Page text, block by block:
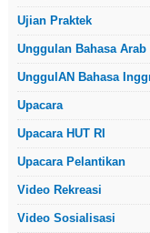
Ujian Praktek
Unggulan Bahasa Arab
UnggulAN Bahasa
Upacara
Upacara HUT RI
Upacara Pelantikan
Video Rekreasi
Video Sosialisasi